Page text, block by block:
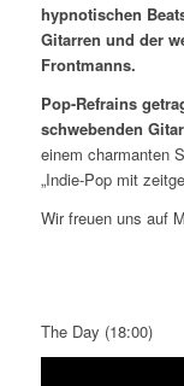
hypnotischen
Gitarren und der
Frontmanns.
Pop-Refrains
schwebenden
einem charmanten
„Indie-Pop mit
Wir freuen uns auf
The Day (18:00)